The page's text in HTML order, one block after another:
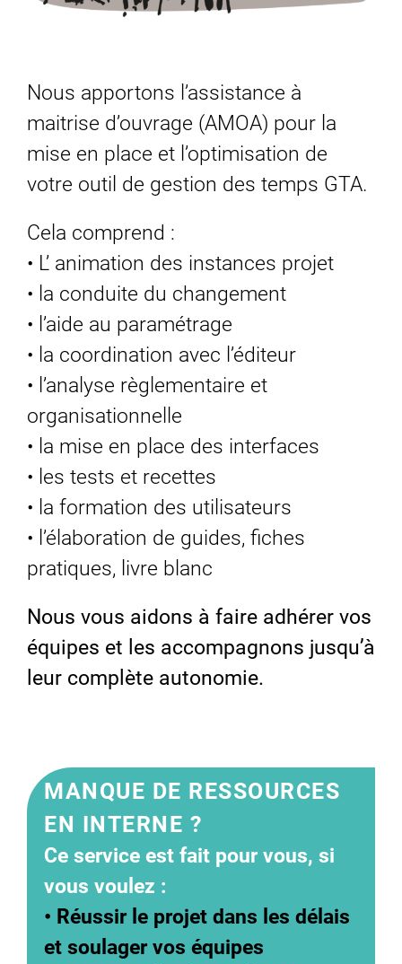
Nous apportons l’assistance à
maitrise d’ouvrage (AMOA) pour la
mise en place et l’optimisation de
votre outil de gestion des temps GTA.
Cela comprend :
• L’ animation des instances projet
• la conduite du changement
• l’aide au paramétrage
• la coordination avec l’éditeur
• l’analyse règlementaire et
organisationnelle
• la mise en place des interfaces
• les tests et recettes
• la formation des utilisateurs
• l’élaboration de guides, fiches
pratiques, livre blanc
Nous vous aidons à faire adhérer vos
équipes et les accompagnons jusqu’à
leur complète autonomie.
MANQUE DE RESSOURCES
EN INTERNE ?
Ce service est fait pour vous, si
vous voulez :
• Réussir le projet dans les délais
et soulager vos équipes